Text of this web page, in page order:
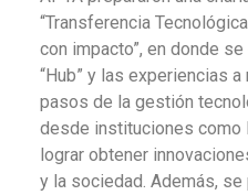
“Transferencia
con impacto”, en donde
“Hub” y las experiencias
pasos de la gestión
desde instituciones como
lograr obtener
y la sociedad. Además,